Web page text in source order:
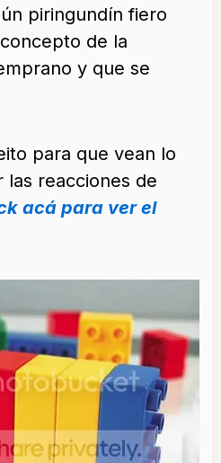
piringundín fiero
de la
y que se
para que vean lo
las reacciones de
acá para ver el